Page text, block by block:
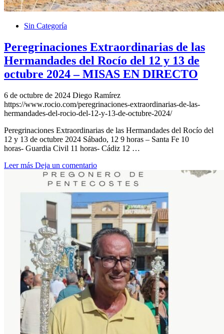
Sin Categoría
Peregrinaciones Extraordinarias de las
Hermandades del Rocío del 12 y 13 de
octubre 2024 – MISAS EN DIRECTO
6 de octubre de 2024 Diego Ramírez
https://www.rocio.com/peregrinaciones-extraordinarias-de-las-
hermandades-del-rocio-del-12-y-13-de-octubre-2024/
Peregrinaciones Extraordinarias de las Hermandades del Rocío del
12 y 13 de octubre 2024 Sábado, 12 9 horas – Santa Fe 10
horas- Guardia Civil 11 horas- Cádiz 12 …
Leer más Deja un comentario